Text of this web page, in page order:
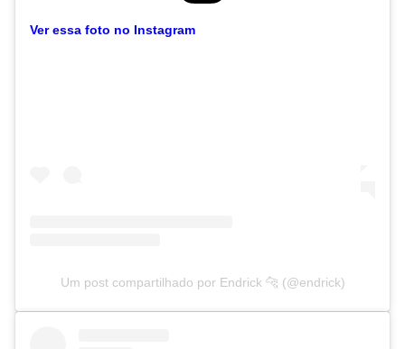
Ver essa foto no Instagram
Um post compartilhado por Endrick 🐆 (@endrick)